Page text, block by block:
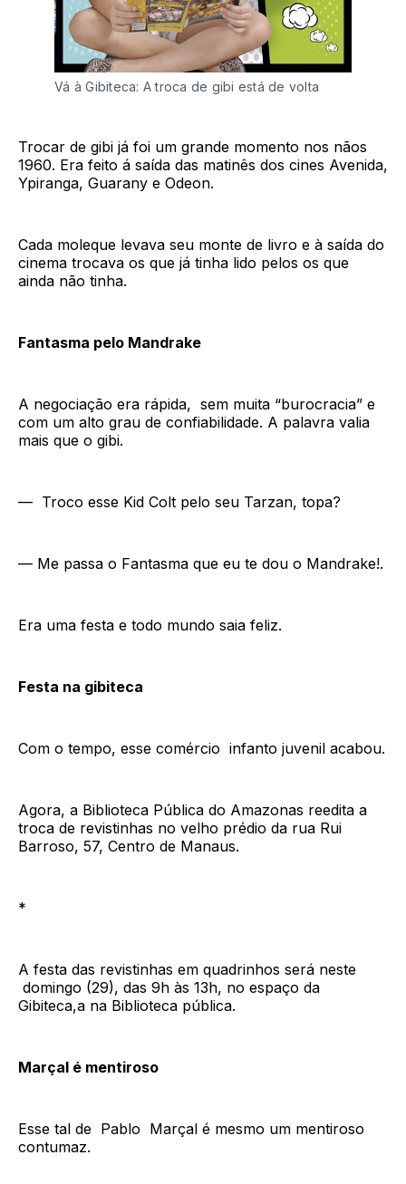
Vá à Gibiteca: A troca de gibi está de volta
Trocar de gibi já foi um grande momento nos nãos
1960. Era feito á saída das matinês dos cines Avenida,
Ypiranga, Guarany e Odeon.
Cada moleque levava seu monte de livro e à saída do
cinema trocava os que já tinha lido pelos os que
ainda não tinha.
Fantasma pelo Mandrake
A negociação era rápida, sem muita “burocracia” e
com um alto grau de confiabilidade. A palavra valia
mais que o gibi.
— Troco esse Kid Colt pelo seu Tarzan, topa?
— Me passa o Fantasma que eu te dou o Mandrake!.
Era uma festa e todo mundo saia feliz.
Festa na gibiteca
Com o tempo, esse comércio infanto juvenil acabou.
Agora, a Biblioteca Pública do Amazonas reedita a
troca de revistinhas no velho prédio da rua Rui
Barroso, 57, Centro de Manaus.
*
A festa das revistinhas em quadrinhos será neste
domingo (29), das 9h às 13h, no espaço da
Gibiteca,a na Biblioteca pública.
Marçal é mentiroso
Esse tal de Pablo Marçal é mesmo um mentiroso
contumaz.